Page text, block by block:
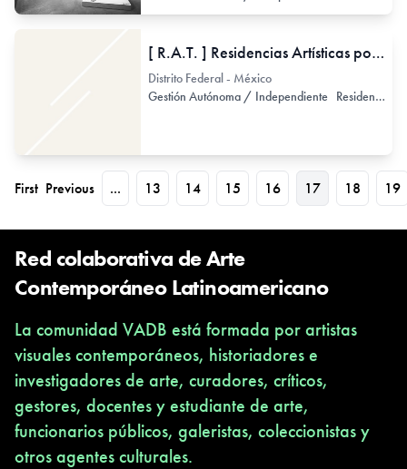
[ R.A.T. ] Residencias Artísticas por Intercambio
Distrito Federal - México
Gestión Autónoma / Independiente Residencia de Artistas
First Previous ... 13 14 15 16 17 18 19
Red colaborativa de Arte
Contemporáneo Latinoamericano
La comunidad VADB está formada por artistas
visuales contemporáneos, historiadores e
investigadores de arte, curadores, críticos,
gestores, docentes y estudiante de arte,
funcionarios públicos, galeristas, coleccionistas y
otros agentes culturales.